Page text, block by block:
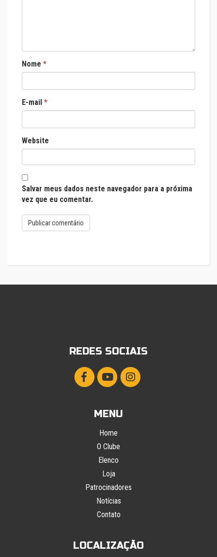
Nome *
E-mail *
Website
Salvar meus dados neste navegador para a próxima
vez que eu comentar.
REDES SOCIAIS
MENU
Home
O Clube
Elenco
Loja
Patrocinadores
Notícias
Contato
LOCALIZAÇÃO